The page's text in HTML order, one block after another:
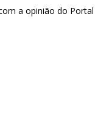
a opinião do Portal